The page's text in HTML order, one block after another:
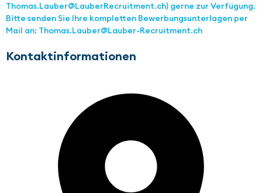
Thomas.Lauber@LauberRecruitment.ch) gerne zur Verfügung.
Bitte senden Sie Ihre kompletten Bewerbungsunterlagen per
Mail an: Thomas.Lauber@Lauber-Recruitment.ch
Kontaktinformationen